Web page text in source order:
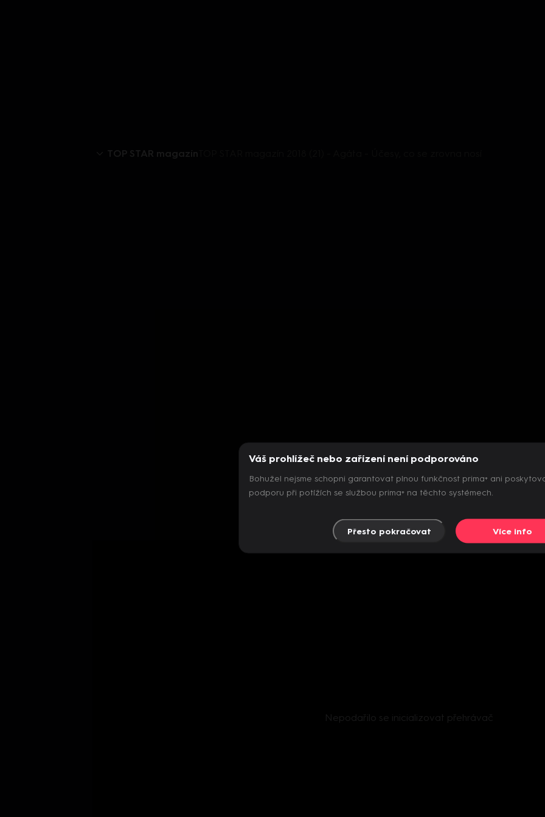
Nepodařilo se inicializovat přehrávač
Váš prohlížeč nebo zařízení není podporováno
Bohužel nejsme schopni garantovat plnou funkčnost prima+ ani
podporu při potížích se službou prima+ na těchto systémech.
Přesto pokračovat Více info